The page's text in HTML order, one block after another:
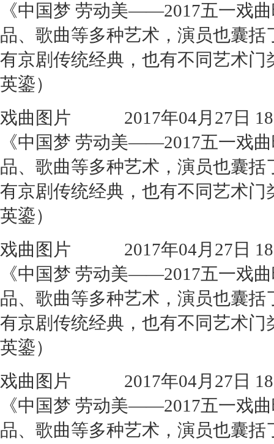
《中国梦 劳动美——2017五一戏
品、歌曲等多种艺术，演员也囊
有京剧传统经典，也有不同艺术
英鎏）
戏曲图片 2017年04月27日
《中国梦 劳动美——2017五一戏
品、歌曲等多种艺术，演员也囊
有京剧传统经典，也有不同艺术
英鎏）
戏曲图片 2017年04月27日
《中国梦 劳动美——2017五一戏
品、歌曲等多种艺术，演员也囊
有京剧传统经典，也有不同艺术
英鎏）
戏曲图片 2017年04月27日
《中国梦 劳动美——2017五一戏
品、歌曲等多种艺术，演员也囊